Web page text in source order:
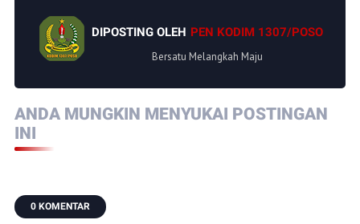
DIPOSTING OLEH PEN KODIM 1307/POSO
Bersatu Melangkah Maju
ANDA MUNGKIN MENYUKAI POSTINGAN
INI
0 KOMENTAR